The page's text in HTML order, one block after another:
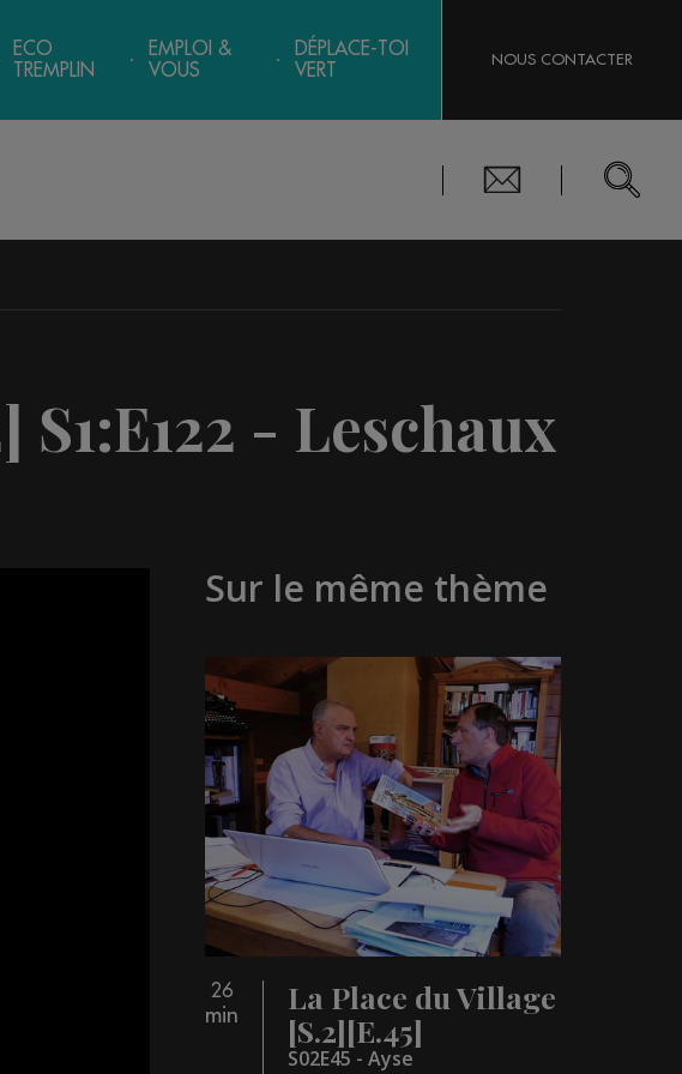
ECO
TREMPLIN
EMPLOI &
VOUS
DÉPLACE-TOI
VERT
NOUS CONTACTER
S1:E122 - Leschaux
Sur le même thème
26
min
La Place du Village
[S.2][E.45]
S02E45 - Ayse